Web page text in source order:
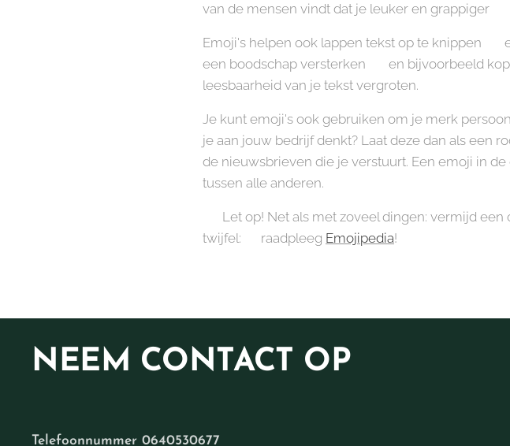
van de mensen vindt dat je leuker en grappiger
Emoji's helpen ook lappen tekst op te knippen ✂️
een boodschap versterken 💪🏻 en bijvoorbeeld
leesbaarheid van je tekst vergroten.
Je kunt emoji's ook gebruiken om je merk
je aan jouw bedrijf denkt? Laat deze dan als een
de nieuwsbrieven die je verstuurt. Een emoji in
tussen alle anderen.
⚠️ Let op! Net als met zoveel dingen: vermijd
twijfel: 💡raadpleeg Emojipedia!
NEEM CONTACT OP
Telefoonnummer 0640530677